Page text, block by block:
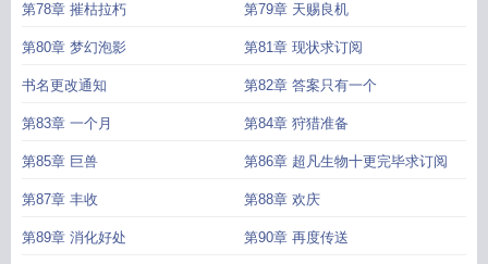
第78章 摧枯拉朽 第79章 天赐良机
第80章 梦幻泡影 第81章 现状求订阅
书名更改通知 第82章 答案只有一个
第83章 一个月 第84章 狩猎准备
第85章 巨兽 第86章 超凡生物十更完毕求订阅
第87章 丰收 第88章 欢庆
第89章 消化好处 第90章 再度传送